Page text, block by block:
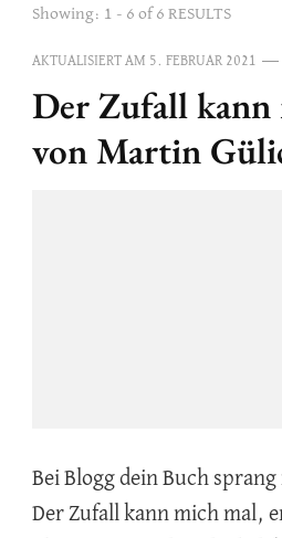
Showing: 1 - 6 of 6 RESULTS
AKTUALISIERT AM 5. FEBRUAR 2021
Der Zufall kann
von Martin
Bei Blogg dein Buch
Der Zufall kann mich mal,